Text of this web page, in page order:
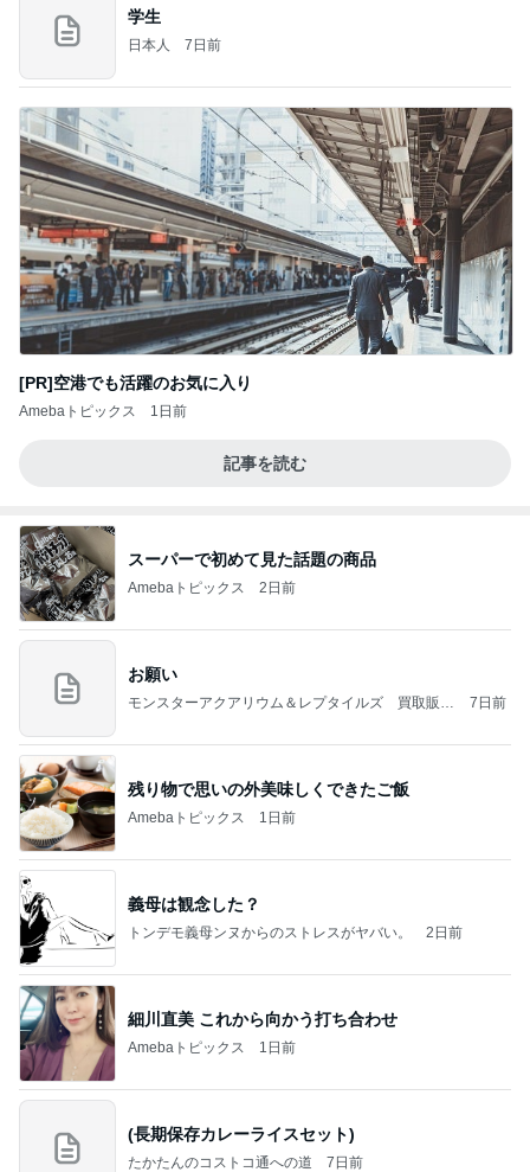
学生
日本人 7日前
[PR]空港でも活躍のお気に入り
Amebaトピックス 1日前
記事を読む
スーパーで初めて見た話題の商品
Amebaトピックス 2日前
お願い
モンスターアクアリウム＆レプタイルズ 買取販売
7日前
残り物で思いの外美味しくできたご飯
Amebaトピックス 1日前
義母は観念した？
トンデモ義母ンヌからのストレスがヤバい。 2日前
細川直美 これから向かう打ち合わせ
Amebaトピックス 1日前
(長期保存カレーライスセット)
たかたんのコストコ通への道 7日前